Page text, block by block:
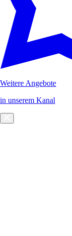
Weitere Angebote
in unserem Kanal